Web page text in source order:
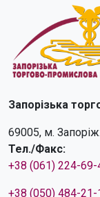
Запорізька
69005, м.
Тел./Факс:
+38 (061) 224-69-
+38 (050) 484-21-